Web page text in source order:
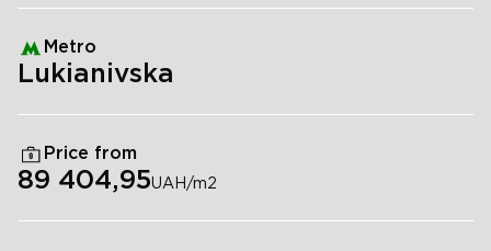
Metro
Lukianivska
Price from
89 404,95UAH/m2